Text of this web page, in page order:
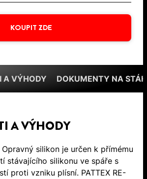
KOUPIT ZDE
A VÝHODY DOKUMENTY NA
A VÝHODY
Opravný silikon je určen k přímému
stávajícího silikonu ve spáře s
proti vzniku plísní. PATTEX RE-